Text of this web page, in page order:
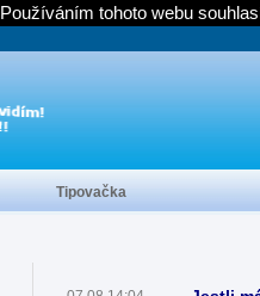
Tipovačka
Používáním tohoto webu